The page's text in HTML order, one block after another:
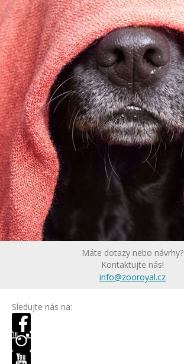
Máte dotazy nebo návrhy?
Kontaktujte nás!
info@zooroyal.cz
Sledujte nás na: